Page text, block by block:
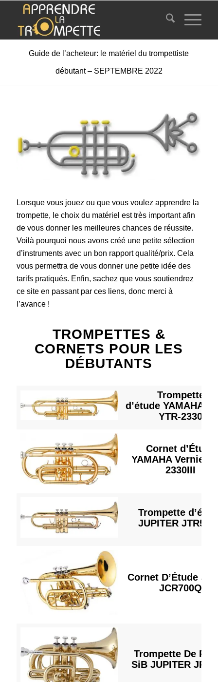
Guide de l’acheteur: le matériel du trompettiste
débutant – SEPTEMBRE 2022
Lorsque vous jouez ou que vous voulez apprendre la
trompette, le choix du matériel est très important afin
de vous donner les meilleures chances de réussite.
Voilà pourquoi nous avons créé une petite sélection
d’instruments avec un bon rapport qualité/prix. Cela
vous permettra de vous donner une petite idée des
tarifs pratiqués. Enfin, sachez que vous soutiendrez
ce site en passant par ces liens, donc merci à
l’avance !
TROMPETTES &
CORNETS POUR LES
DÉBUTANTS
Trompette
d’étude YAMAHA
YTR-2330
Cornet d’Étude
YAMAHA Vernie
2330III
Trompette
JUPITER
Cornet D’Étude
JCR700Q
Trompette De
SiB JUPITER JPT